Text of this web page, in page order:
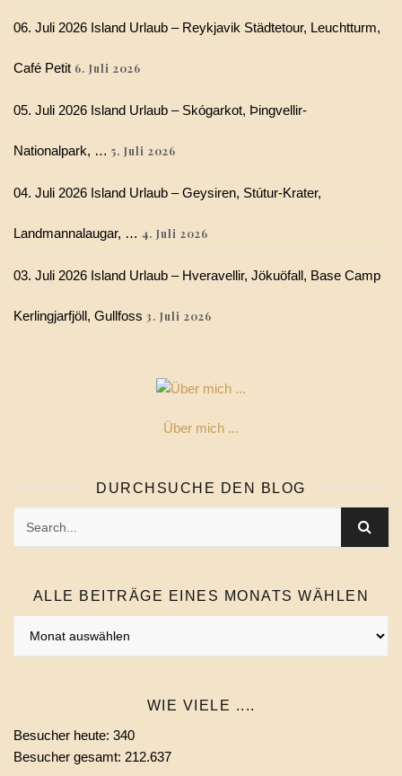
06. Juli 2026 Island Urlaub – Reykjavik Städtetour, Leuchtturm,
Café Petit 6. Juli 2026
05. Juli 2026 Island Urlaub – Skógarkot, Þingvellir-
Nationalpark, … 5. Juli 2026
04. Juli 2026 Island Urlaub – Geysiren, Stútur-Krater,
Landmannalaugar, … 4. Juli 2026
03. Juli 2026 Island Urlaub – Hveravellir, Jökuöfall, Base Camp
Kerlingjarfjöll, Gullfoss 3. Juli 2026
Über mich ...
DURCHSUCHE DEN BLOG
ALLE BEITRÄGE EINES MONATS WÄHLEN
wählen
WIE VIELE ....
Besucher heute: 340
Besucher gesamt: 212.637